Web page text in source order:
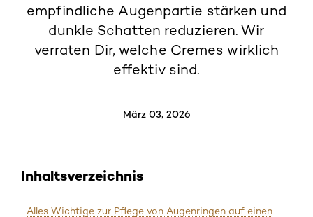
empfindliche Augenpartie stärken und
dunkle Schatten reduzieren. Wir
verraten Dir, welche Cremes wirklich
effektiv sind.
März 03, 2026
Inhaltsverzeichnis
Alles Wichtige zur Pflege von Augenringen auf einen